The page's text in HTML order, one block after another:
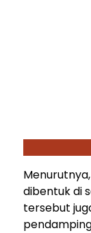
dibentuk di
tersebut